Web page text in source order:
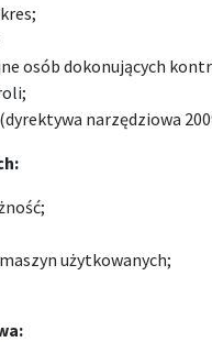
osób dokonujących
narzędziowa
użytkowanych;